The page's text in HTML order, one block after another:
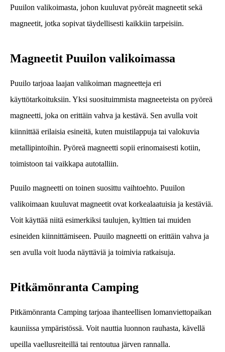
Puuilon valikoimasta, johon kuuluvat pyöreät magneetit sekä
magneetit, jotka sopivat täydellisesti kaikkiin tarpeisiin.
Magneetit Puuilon valikoimassa
Puuilo tarjoaa laajan valikoiman magneetteja eri
käyttötarkoituksiin. Yksi suosituimmista magneeteista on pyöreä
magneetti, joka on erittäin vahva ja kestävä. Sen avulla voit
kiinnittää erilaisia esineitä, kuten muistilappuja tai valokuvia
metallipintoihin. Pyöreä magneetti sopii erinomaisesti kotiin,
toimistoon tai vaikkapa autotalliin.
Puuilo magneetti on toinen suosittu vaihtoehto. Puuilon
valikoimaan kuuluvat magneetit ovat korkealaatuisia ja kestäviä.
Voit käyttää niitä esimerkiksi taulujen, kylttien tai muiden
esineiden kiinnittämiseen. Puuilo magneetti on erittäin vahva ja
sen avulla voit luoda näyttäviä ja toimivia ratkaisuja.
Pitkämönranta Camping
Pitkämönranta Camping tarjoaa ihanteellisen lomanviettopaikan
kauniissa ympäristössä. Voit nauttia luonnon rauhasta, kävellä
upeilla vaellusreiteillä tai rentoutua järven rannalla.